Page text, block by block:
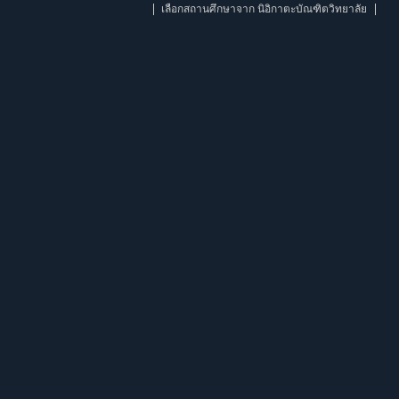
เลือกสถานศึกษาจาก นิอิกาตะบัณฑิตวิทยาลัย